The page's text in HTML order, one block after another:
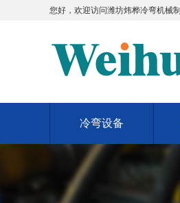
您好，欢迎访问潍坊炜桦冷弯机械
冷弯设备